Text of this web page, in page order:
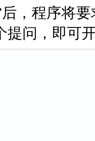
程序将要
提问，即可